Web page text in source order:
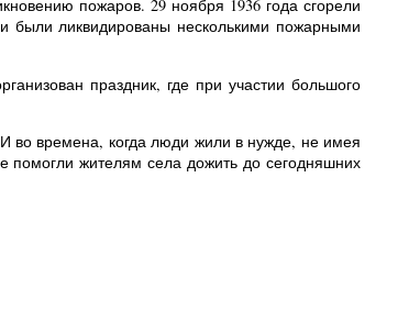
пожаров. 29 ноября 1936 года сгорели
были ликвидированы несколькими пожарными
праздник, где при участии большого
во времена, когда люди жили в нужде, не имея
помогли жителям села дожить до сегодняшних